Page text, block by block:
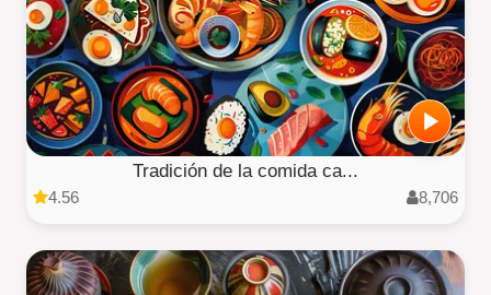
Tradición de la comida ca...
4.56 8,706